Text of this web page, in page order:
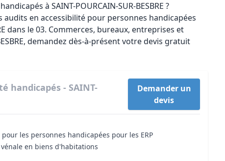
à SAINT-POURCAIN-SUR-BESBRE ?
audits en accessibilité pour personnes handicapées
dans le 03. Commerces, bureaux, entreprises et
demandez dès-à-présent votre devis gratuit
handicapés - SAINT-
Demander un
devis
les personnes handicapées pour les ERP
en biens d'habitations